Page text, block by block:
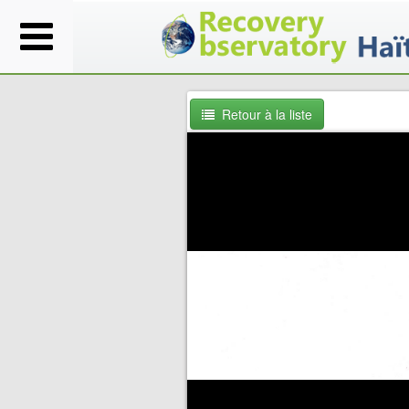
Retour à la liste